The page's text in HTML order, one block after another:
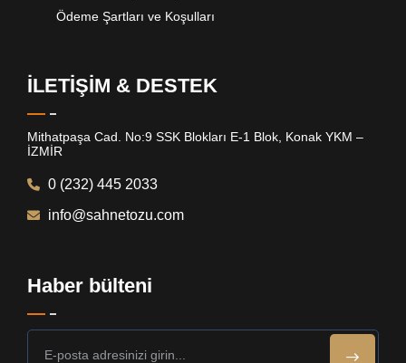
Ödeme Şartları ve Koşulları
İLETİŞİM & DESTEK
Mithatpaşa Cad. No:9 SSK Blokları E-1 Blok, Konak YKM –
İZMİR
0 (232) 445 2033
info@sahnetozu.com
Haber bülteni